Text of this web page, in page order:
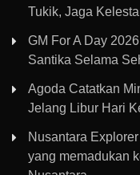
Tukik, Jaga
GM For A Day
Santika Selama
Agoda Catatkan
Jelang Libur Hari
Nusantara
yang memadukan